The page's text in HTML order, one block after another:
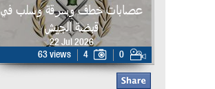
عصابات خطف وسرقة وسلب في
قبضة الجيش
22 Jul 2026
63 views
4 0